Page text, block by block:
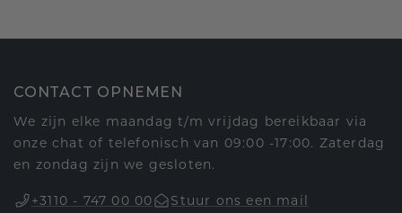
CONTACT OPNEMEN
We zijn elke maandag t/m vrijdag bereikbaar via
onze chat of telefonisch van 09:00 -17:00. Zaterdag
en zondag zijn we gesloten.
+3110 - 747 00 00
Stuur ons een mail